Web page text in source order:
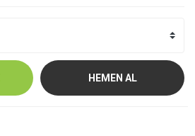
HEMEN AL